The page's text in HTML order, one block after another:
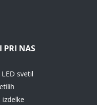
PRI NAS
svetil
izdelke